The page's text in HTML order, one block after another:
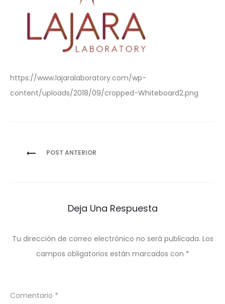
https://www.lajaralaboratory.com/wp-
content/uploads/2018/09/cropped-Whiteboard2.png
Navegación
POST ANTERIOR
Deja Una Respuesta
Tu dirección de correo electrónico no será publicada. Los
campos obligatorios están marcados con *
Comentario *